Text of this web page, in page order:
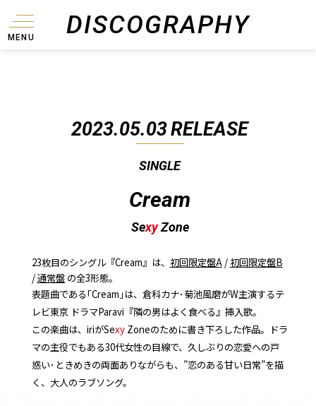
DISCOGRAPHY
MENU
2023.05.03RELEASE
SINGLE
Cream
SexyZone
23枚目のシングル『Cream』は、 初回限定盤A/ 初回限定盤B
/通常盤の全3形態。
表題曲である｢Cream｣は、倉科カナ･菊池風磨がW主演するテ
レビ東京 ドラマParavi『隣の男はよく食べる』挿入歌。
この楽曲は、iriがSexyZoneのために書き下ろした作品。ドラ
マの主役でもある30代女性の目線で、久しぶりの恋愛への戸
惑い･ときめきの両面ありながらも、”恋のある甘い日常”を描
く、大人のラブソング。